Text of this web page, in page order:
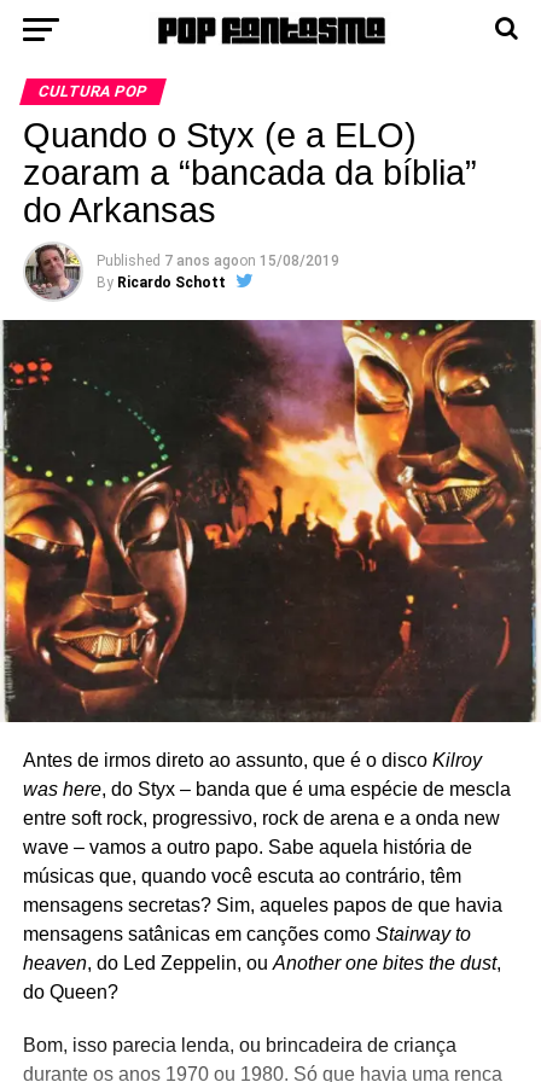
CULTURA POP
Quando o Styx (e a ELO)
zoaram a “bancada da bíblia”
do Arkansas
Published 7 anos agoon 15/08/2019
By Ricardo Schott
Antes de irmos direto ao assunto, que é o disco Kilroy
was here, do Styx – banda que é uma espécie de mescla
entre soft rock, progressivo, rock de arena e a onda new
wave – vamos a outro papo. Sabe aquela história de
músicas que, quando você escuta ao contrário, têm
mensagens secretas? Sim, aqueles papos de que havia
mensagens satânicas em canções como Stairway to
heaven, do Led Zeppelin, ou Another one bites the dust,
do Queen?
Bom, isso parecia lenda, ou brincadeira de criança
durante os anos 1970 ou 1980. Só que havia uma renca